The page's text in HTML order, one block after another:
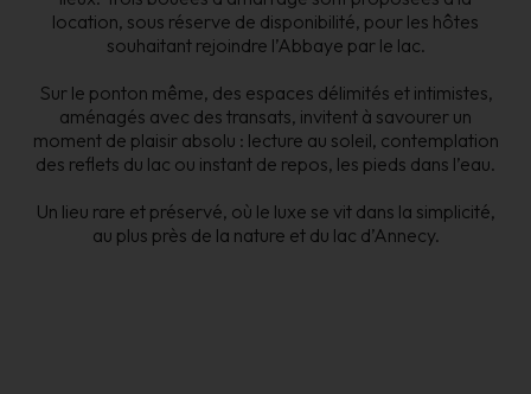
location, sous réserve de disponibilité, pour les hôtes
souhaitant rejoindre l’Abbaye par le lac.
Sur le ponton même, des espaces délimités et intimistes,
aménagés avec des transats, invitent à savourer un
moment de plaisir absolu : lecture au soleil, contemplation
des reflets du lac ou instant de repos, les pieds dans l’eau.
Un lieu rare et préservé, où le luxe se vit dans la simplicité,
au plus près de la nature et du lac d’Annecy.